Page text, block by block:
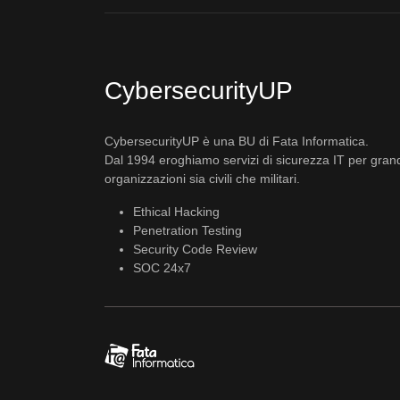
CybersecurityUP
CybersecurityUP è una BU di Fata Informatica.
Dal 1994 eroghiamo servizi di sicurezza IT per
organizzazioni sia civili che militari.
Ethical Hacking
Penetration Testing
Security Code Review
SOC 24x7